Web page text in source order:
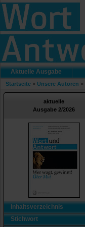
Aktuelle Ausgabe
Startseite » Unsere Autoren »
aktuelle
Ausgabe 2/2026
Inhaltsverzeichnis
Stichwort